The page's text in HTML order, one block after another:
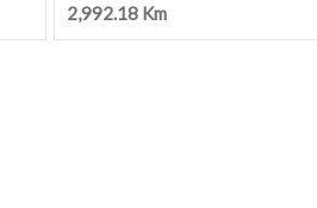
2,992.18 Km